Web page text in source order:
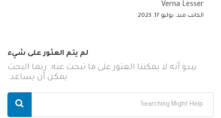
Verna Lesser
الكاتب منذ: يوليو 17, 2023
لم يتم العثور على شيء
يبدو أنه لا يمكننا العثور على ما تبحث عنه. ربما البحث
يمكن أن يساعد.